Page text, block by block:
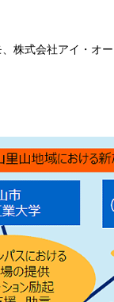
株式会社アイ・オ